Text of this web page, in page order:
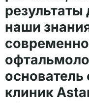
результаты
наши
основатель
клиник